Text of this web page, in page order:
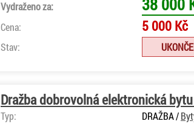
Vydraženo za:
38 000
Cena: 5 000 Kč
Stav:
Dražba dobrovolná elektronická
Typ: DRAŽBA /